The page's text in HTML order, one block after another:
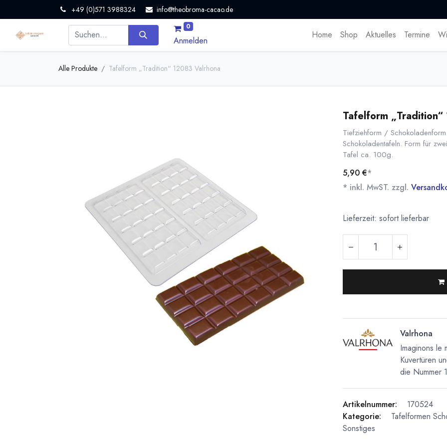
+49 (0)571 3988324 info@theobroma-cacao.de
0
Anmelden
Home Shop Aktuelles Termine
Alle Produkte Tafelform „Tradition“ 12083 Valrhona
Tafelform
Tiefziehform /
Schokoladentafeln. Form für
Tafel ca. 100g.
5,90 €*
* inkl. MwST. zzgl.
Lieferzeit: sofort lieferbar
Valrhona
Imaginons le
Kuvertüren
die Nummer
Artikelnummer:
170524
Kategorie:
Tafelformen
Sonstiges